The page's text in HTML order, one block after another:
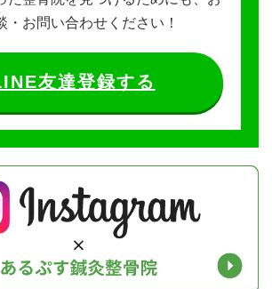
・お問い合わせください！
友達登録する